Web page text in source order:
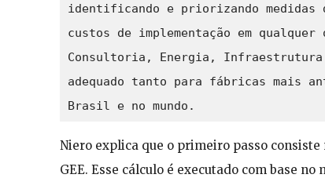
identificando e priorizando medidas
custos de implementação em
Consultoria, Energia, Infraestrutura
adequado tanto para fábricas mais
Brasil e no mundo.
Niero explica que o primeiro passo
GEE. Esse cálculo é executado com base